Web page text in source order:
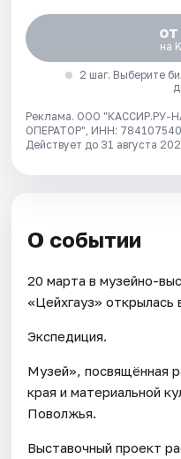
на
2 шаг. Выберите
Реклама. ООО
ОПЕРАТОР", ИНН:
Действует до 31 августа
О событии
20 марта в музейно-
«Цейхгауз» открылась
Экспедиция.
Музей», посвящённая
края и материальной
Поволжья.
Выставочный проект